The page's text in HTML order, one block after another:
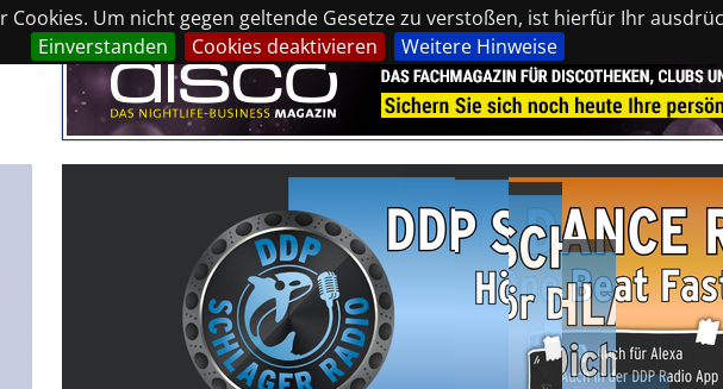
Um nicht gegen geltende Gesetze zu verstoßen, ist hierfür Ihr
Einverstanden
Cookies deaktivieren Weitere Hinweise